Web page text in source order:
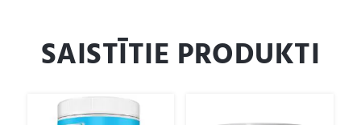
SAISTĪTIE PRODUKTI